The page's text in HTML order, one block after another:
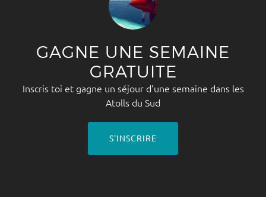
GAGNE UNE SEMAINE
GRATUITE
Inscris toi et gagne un séjour d'une semaine dans les
Atolls du Sud
S'INSCRIRE